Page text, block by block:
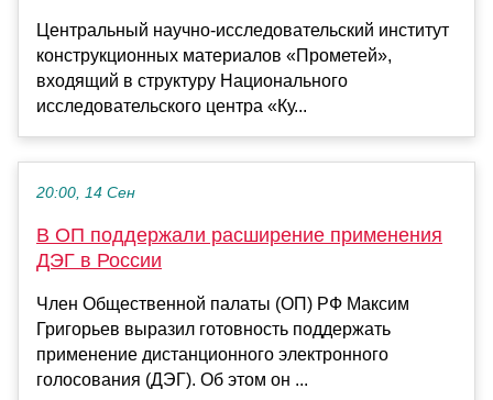
Центральный научно-исследовательский институт
конструкционных материалов «Прометей»,
входящий в структуру Национального
исследовательского центра «Ку...
20:00, 14 Сен
В ОП поддержали расширение применения
ДЭГ в России
Член Общественной палаты (ОП) РФ Максим
Григорьев выразил готовность поддержать
применение дистанционного электронного
голосования (ДЭГ). Об этом он ...